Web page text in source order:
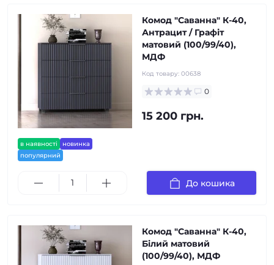
в наявності
новинка
популярний
Комод "Саванна" К-40,
Антрацит / Графіт
матовий (100/99/40),
МДФ
Код товару: 00638
0
15 200 грн.
До кошика
Комод "Саванна" К-40,
Білий матовий
(100/99/40), МДФ